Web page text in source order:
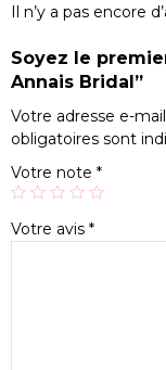
Il n’y a pas encore
Soyez le
Annais Bridal”
Votre adresse e-
obligatoires sont
Votre note *
Votre avis *